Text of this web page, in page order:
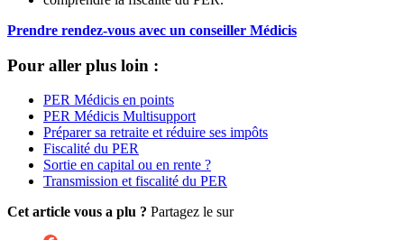
Prendre rendez-vous avec un conseiller Médicis
Pour aller plus loin :
PER Médicis en points
PER Médicis Multisupport
Préparer sa retraite et réduire ses impôts
Fiscalité du PER
Sortie en capital ou en rente ?
Transmission et fiscalité du PER
Cet article vous a plu ? Partagez le sur